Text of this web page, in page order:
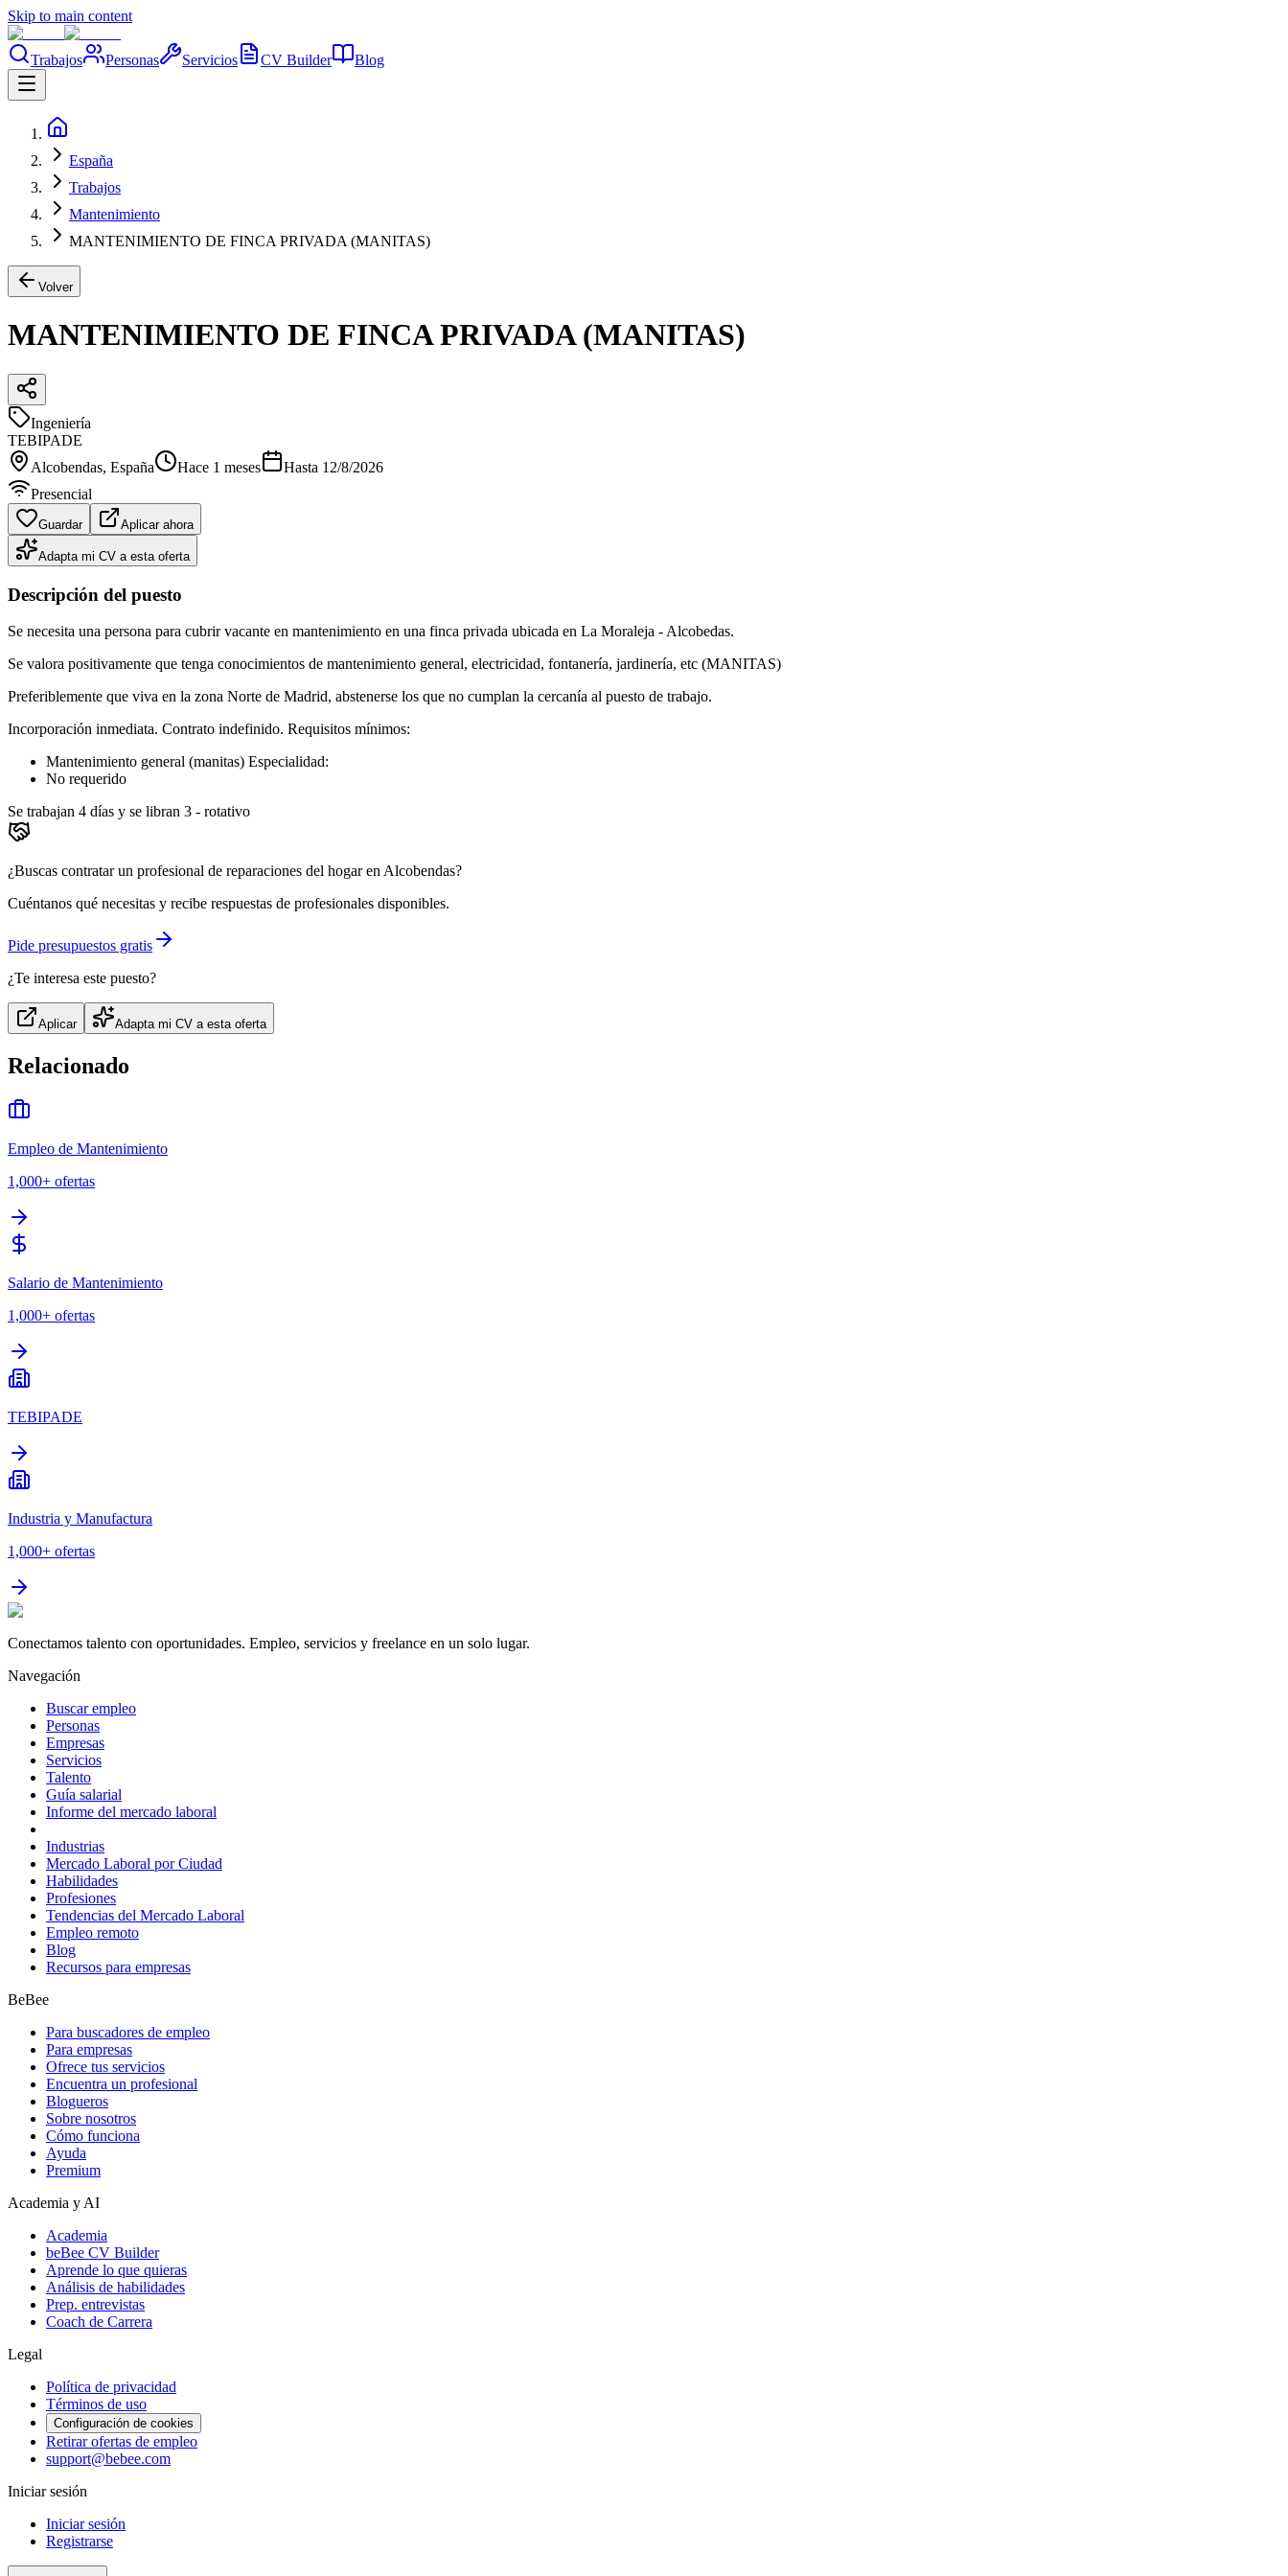
Skip to main content
Trabajos Personas Servicios CV Builder Blog
España
Trabajos
Mantenimiento
MANTENIMIENTO DE FINCA PRIVADA (MANITAS)
Volver
MANTENIMIENTO DE FINCA PRIVADA (MANITAS)
Ingeniería
TEBIPADE
Alcobendas, España Hace 1 meses Hasta 12/8/2026
Presencial
Guardar Aplicar ahora
Adapta mi CV a esta oferta
Descripción del puesto
Se necesita una persona para cubrir vacante en mantenimiento en una finca privada ubicada en La Moraleja - Alcobedas.
Se valora positivamente que tenga conocimientos de mantenimiento general, electricidad, fontanería, jardinería, etc (MANITAS)
Preferiblemente que viva en la zona Norte de Madrid, abstenerse los que no cumplan la cercanía al puesto de trabajo.
Incorporación inmediata. Contrato indefinido. Requisitos mínimos:
Mantenimiento general (manitas) Especialidad:
No requerido
Se trabajan 4 días y se libran 3 - rotativo
¿Buscas contratar un profesional de reparaciones del hogar en Alcobendas?
Cuéntanos qué necesitas y recibe respuestas de profesionales disponibles.
Pide presupuestos gratis
¿Te interesa este puesto?
Aplicar Adapta mi CV a esta oferta
Relacionado
Empleo de Mantenimiento
1,000+ ofertas
Salario de Mantenimiento
1,000+ ofertas
TEBIPADE
Industria y Manufactura
1,000+ ofertas
Conectamos talento con oportunidades. Empleo, servicios y freelance en un solo lugar.
Navegación
Buscar empleo
Personas
Empresas
Servicios
Talento
Guía salarial
Informe del mercado laboral
Industrias
Mercado Laboral por Ciudad
Habilidades
Profesiones
Tendencias del Mercado Laboral
Empleo remoto
Blog
Recursos para empresas
BeBee
Para buscadores de empleo
Para empresas
Ofrece tus servicios
Encuentra un profesional
Blogueros
Sobre nosotros
Cómo funciona
Ayuda
Premium
Academia y AI
Academia
beBee CV Builder
Aprende lo que quieras
Análisis de habilidades
Prep. entrevistas
Coach de Carrera
Legal
Política de privacidad
Términos de uso
Configuración de cookies
Retirar ofertas de empleo
support@bebee.com
Iniciar sesión
Iniciar sesión
Registrarse